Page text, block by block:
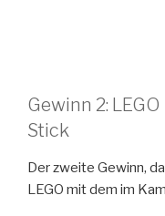
Gewinn 2:
Stick
Der zweite Gewinn,
LEGO mit dem im